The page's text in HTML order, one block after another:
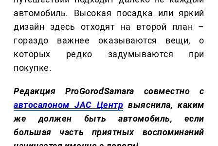
автомобиль. Высокая посадка или яркий
дизайн здесь отходят на второй план –
гораздо важнее оказываются вещи, о
которых редко задумываются при
покупке.
Редакция ProGorodSamara совместно с
автосалоном JAC Центр выяснила, каким
же должен быть автомобиль, если
большая часть приятных воспоминаний